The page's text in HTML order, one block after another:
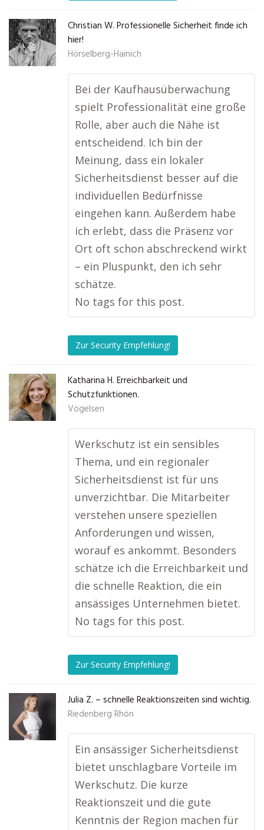
Christian W. Professionelle Sicherheit finde ich
hier!
Hörselberg-Hainich
Bei der Kaufhausüberwachung
spielt Professionalität eine große
Rolle, aber auch die Nähe ist
entscheidend. Ich bin der
Meinung, dass ein lokaler
Sicherheitsdienst besser auf die
individuellen Bedürfnisse
eingehen kann. Außerdem habe
ich erlebt, dass die Präsenz vor
Ort oft schon abschreckend wirkt
– ein Pluspunkt, den ich sehr
schätze.
No tags for this post.
Zur Security Empfehlung!
Katharina H. Erreichbarkeit und
Schutzfunktionen.
Vögelsen
Werkschutz ist ein sensibles
Thema, und ein regionaler
Sicherheitsdienst ist für uns
unverzichtbar. Die Mitarbeiter
verstehen unsere speziellen
Anforderungen und wissen,
worauf es ankommt. Besonders
schätze ich die Erreichbarkeit und
die schnelle Reaktion, die ein
ansässiges Unternehmen bietet.
No tags for this post.
Zur Security Empfehlung!
Julia Z. – schnelle Reaktionszeiten sind wichtig.
Riedenberg Rhön
Ein ansässiger Sicherheitsdienst
bietet unschlagbare Vorteile im
Werkschutz. Die kurze
Reaktionszeit und die gute
Kenntnis der Region machen für